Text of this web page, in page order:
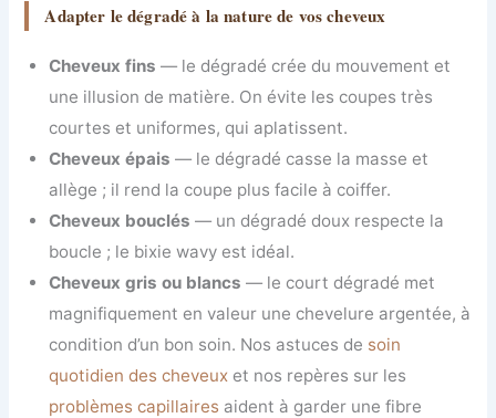
Adapter le dégradé à la nature de vos cheveux
Cheveux fins — le dégradé crée du mouvement et
une illusion de matière. On évite les coupes très
courtes et uniformes, qui aplatissent.
Cheveux épais — le dégradé casse la masse et
allège ; il rend la coupe plus facile à coiffer.
Cheveux bouclés — un dégradé doux respecte la
boucle ; le bixie wavy est idéal.
Cheveux gris ou blancs — le court dégradé met
magnifiquement en valeur une chevelure argentée, à
condition d’un bon soin. Nos astuces de soin
quotidien des cheveux et nos repères sur les
problèmes capillaires aident à garder une fibre